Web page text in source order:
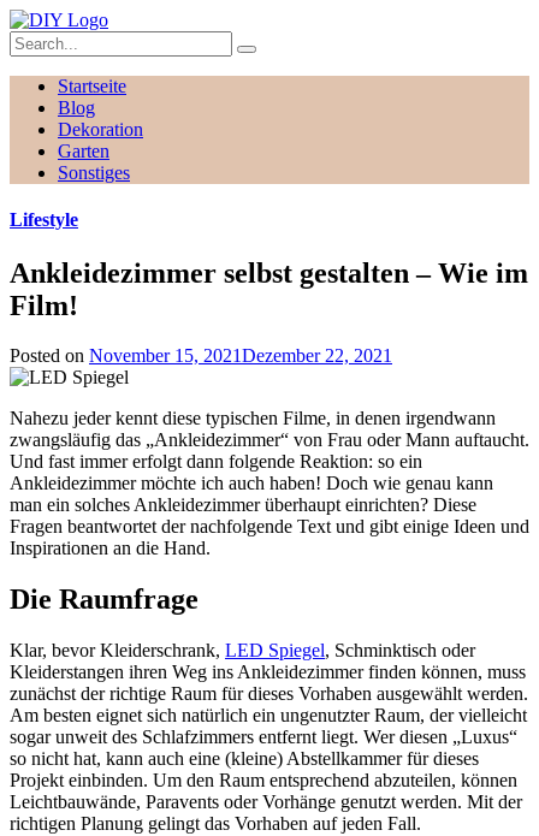
Startseite
Blog
Dekoration
Garten
Sonstiges
Lifestyle
Ankleidezimmer selbst gestalten – Wie im
Film!
Posted on November 15, 2021Dezember 22, 2021
Nahezu jeder kennt diese typischen Filme, in denen irgendwann
zwangsläufig das „Ankleidezimmer“ von Frau oder Mann auftaucht.
Und fast immer erfolgt dann folgende Reaktion: so ein
Ankleidezimmer möchte ich auch haben! Doch wie genau kann
man ein solches Ankleidezimmer überhaupt einrichten? Diese
Fragen beantwortet der nachfolgende Text und gibt einige Ideen und
Inspirationen an die Hand.
Die Raumfrage
Klar, bevor Kleiderschrank, LED Spiegel, Schminktisch oder
Kleiderstangen ihren Weg ins Ankleidezimmer finden können, muss
zunächst der richtige Raum für dieses Vorhaben ausgewählt werden.
Am besten eignet sich natürlich ein ungenutzter Raum, der vielleicht
sogar unweit des Schlafzimmers entfernt liegt. Wer diesen „Luxus“
so nicht hat, kann auch eine (kleine) Abstellkammer für dieses
Projekt einbinden. Um den Raum entsprechend abzuteilen, können
Leichtbauwände, Paravents oder Vorhänge genutzt werden. Mit der
richtigen Planung gelingt das Vorhaben auf jeden Fall.